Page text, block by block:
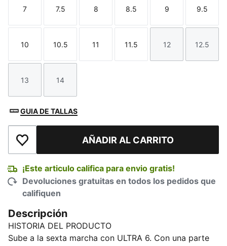
Talla
7
Talla
7.5
Talla
8
Talla
8.5
Talla
9
Talla
9.5
Talla
10
Talla
10.5
Talla
11
Talla
11.5
Talla
12
Talla
12.5
Talla
13
Talla
14
GUIA DE TALLAS
Añadir a la lista de deseosAÑADIR AL CARRITO
¡Este articulo califica para envio gratis!
Devoluciones gratuitas en todos los pedidos que
califiquen
Descripción
HISTORIA DEL PRODUCTO
Sube a la sexta marcha con ULTRA 6. Con una parte